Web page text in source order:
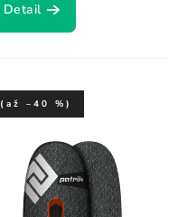
Detail
(až –40 %)